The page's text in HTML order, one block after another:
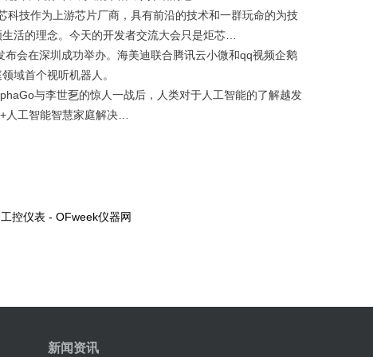
技作为上游芯片厂商，具有前沿的技术和一群玩命的为技
活的理念。今天的开发者交流大会只是炬芯…
会在深圳成功举办。海美迪联合腾讯云小微和qq视频企鹅
域首个视听机器人。
与李世乭的惊人一战后，人类对于人工智能的了解越发
人工智能智慧家庭解决…
控仪表 - OFweek仪器网
新闻资讯